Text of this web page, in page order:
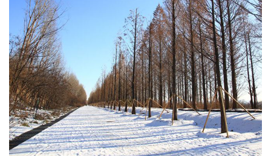
사 경
하
기
경
하
기